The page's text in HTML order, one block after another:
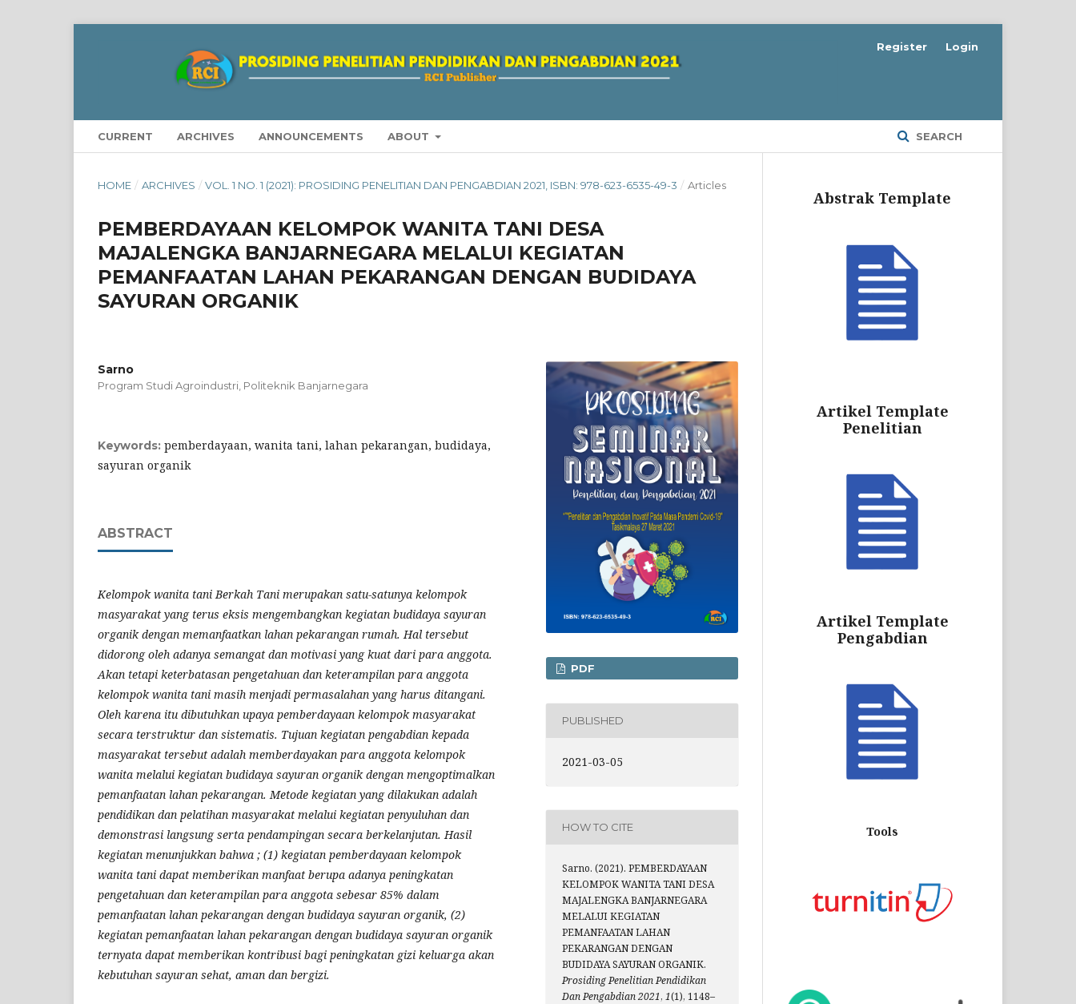
CURRENT ARCHIVES ANNOUNCEMENTS ABOUT SEARCH
Register Login
HOME / ARCHIVES / VOL. 1 NO. 1 (2021): PROSIDING PENELITIAN DAN PENGABDIAN 2021, ISBN: 978-623-6535-49-3 / Articles
PEMBERDAYAAN KELOMPOK WANITA TANI DESA
MAJALENGKA BANJARNEGARA MELALUI KEGIATAN
PEMANFAATAN LAHAN PEKARANGAN DENGAN BUDIDAYA
SAYURAN ORGANIK
Sarno
Program Studi Agroindustri, Politeknik Banjarnegara
Keywords: pemberdayaan, wanita tani, lahan pekarangan, budidaya,
sayuran organik
ABSTRACT
Kelompok wanita tani Berkah Tani merupakan satu-satunya kelompok
masyarakat yang terus eksis mengembangkan kegiatan budidaya sayuran
organik dengan memanfaatkan lahan pekarangan rumah. Hal tersebut
didorong oleh adanya semangat dan motivasi yang kuat dari para anggota.
Akan tetapi keterbatasan pengetahuan dan keterampilan para anggota
kelompok wanita tani masih menjadi permasalahan yang harus ditangani.
Oleh karena itu dibutuhkan upaya pemberdayaan kelompok masyarakat
secara terstruktur dan sistematis. Tujuan kegiatan pengabdian kepada
masyarakat tersebut adalah memberdayakan para anggota kelompok
wanita melalui kegiatan budidaya sayuran organik dengan mengoptimalkan
pemanfaatan lahan pekarangan. Metode kegiatan yang dilakukan adalah
pendidikan dan pelatihan masyarakat melalui kegiatan penyuluhan dan
demonstrasi langsung serta pendampingan secara berkelanjutan. Hasil
kegiatan menunjukkan bahwa ; (1) kegiatan pemberdayaan kelompok
wanita tani dapat memberikan manfaat berupa adanya peningkatan
pengetahuan dan keterampilan para anggota sebesar 85% dalam
pemanfaatan lahan pekarangan dengan budidaya sayuran organik, (2)
kegiatan pemanfaatan lahan pekarangan dengan budidaya sayuran organik
ternyata dapat memberikan kontribusi bagi peningkatan gizi keluarga akan
kebutuhan sayuran sehat, aman dan bergizi.
PDF
PUBLISHED
2021-03-05
HOW TO CITE
Sarno. (2021). PEMBERDAYAAN
KELOMPOK WANITA TANI DESA
MAJALENGKA BANJARNEGARA
MELALUI KEGIATAN
PEMANFAATAN LAHAN
PEKARANGAN DENGAN
BUDIDAYA SAYURAN ORGANIK.
Prosiding Penelitian Pendidikan
Dan Pengabdian 2021, 1(1), 1148–
Abstrak Template
Artikel Template
Penelitian
Artikel Template
Pengabdian
Tools